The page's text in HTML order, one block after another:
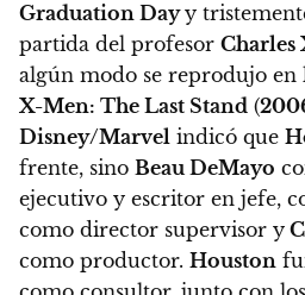
Graduation Dayy
partida del profesor Charles
algún modo se reprodujo
X-Men: The Last Stand (
Disney/Marvel indicó que
frente, sino Beau DeMayo
ejecutivo y escritor en jefe,
como director supervisor y
como productor. Houston